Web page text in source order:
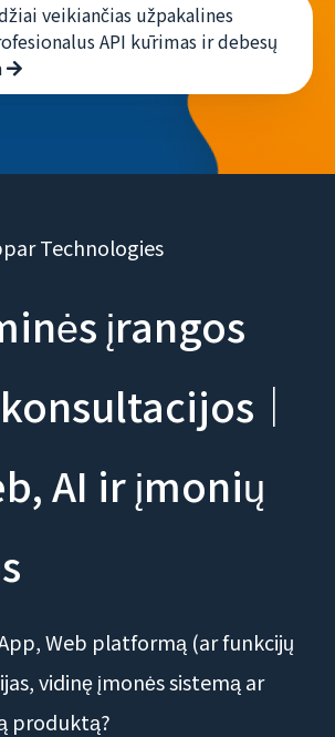
veikiančias užpakalines
API kūrimas ir debesų
Technologies
įrangos
｜
AI ir įmonių
Web platformą (ar funkcijų
vidinę įmonės sistemą ar
produktą?